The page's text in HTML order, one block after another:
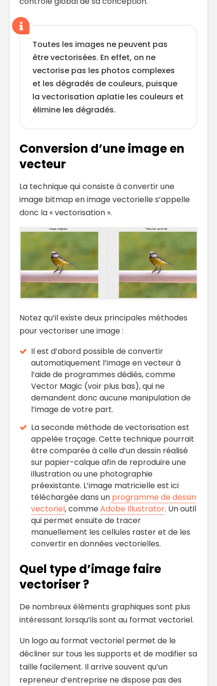
Toutes les images ne peuvent pas
être vectorisées. En effet, on ne
vectorise pas les photos complexes
et les dégradés de couleurs, puisque
la vectorisation aplatie les couleurs et
élimine les dégradés.
Conversion d’une image en
vecteur
La technique qui consiste à convertir une
image bitmap en image vectorielle s’appelle
donc la « vectorisation ».
Notez qu’il existe deux principales méthodes
pour vectoriser une image :
Il est d’abord possible de convertir
automatiquement l’image en vecteur à
l’aide de programmes dédiés, comme
Vector Magic (voir plus bas), qui ne
demandent donc aucune manipulation de
l’image de votre part.
La seconde méthode de vectorisation est
appelée traçage. Cette technique pourrait
être comparée à celle d’un dessin réalisé
sur papier-calque afin de reproduire une
illustration ou une photographie
préexistante. L’image matricielle est ici
téléchargée dans un programme de dessin
vectoriel, commeAdobe Illustrator. Un outil
qui permet ensuite de tracer
manuellement les cellules raster et de les
convertir en données vectorielles.
Quel type d’image faire
vectoriser ?
De nombreux éléments graphiques sont plus
intéressant lorsqu’ils sont au format vectoriel.
Un logo au format vectoriel permet de le
décliner sur tous les supports et de modifier sa
taille facilement. Il arrive souvent qu’un
repreneur d’entreprise ne dispose pas des